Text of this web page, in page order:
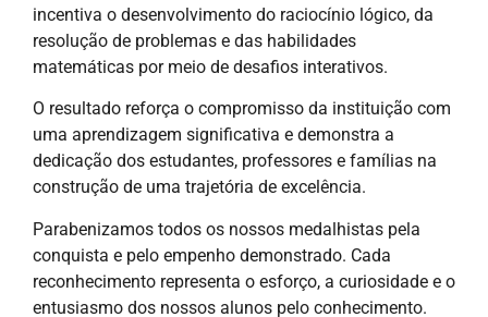
incentiva o desenvolvimento do raciocínio lógico, da
resolução de problemas e das habilidades
matemáticas por meio de desafios interativos.
O resultado reforça o compromisso da instituição com
uma aprendizagem significativa e demonstra a
dedicação dos estudantes, professores e famílias na
construção de uma trajetória de excelência.
Parabenizamos todos os nossos medalhistas pela
conquista e pelo empenho demonstrado. Cada
reconhecimento representa o esforço, a curiosidade e o
entusiasmo dos nossos alunos pelo conhecimento.